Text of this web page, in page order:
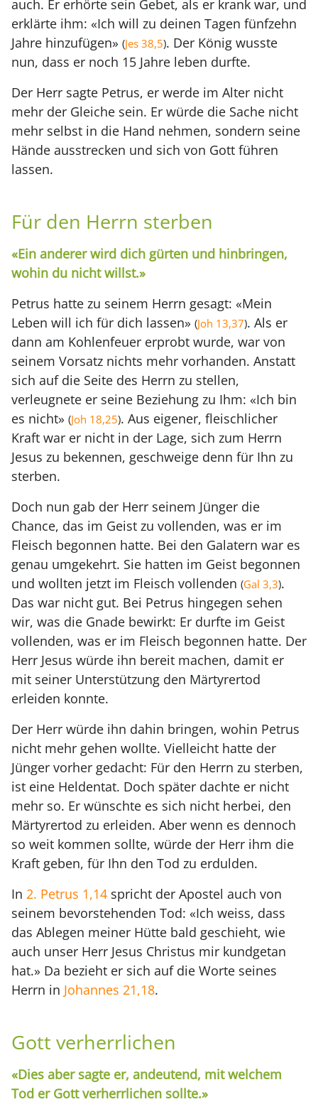
auch. Er erhörte sein Gebet, als er krank war, und
erklärte ihm: «Ich will zu deinen Tagen fünfzehn
Jahre hinzufügen» (Jes 38,5). Der König wusste
nun, dass er noch 15 Jahre leben durfte.
Der Herr sagte Petrus, er werde im Alter nicht
mehr der Gleiche sein. Er würde die Sache nicht
mehr selbst in die Hand nehmen, sondern seine
Hände ausstrecken und sich von Gott führen
lassen.
Für den Herrn sterben
«Ein anderer wird dich gürten und hinbringen,
wohin du nicht willst.»
Petrus hatte zu seinem Herrn gesagt: «Mein
Leben will ich für dich lassen» (Joh 13,37). Als er
dann am Kohlenfeuer erprobt wurde, war von
seinem Vorsatz nichts mehr vorhanden. Anstatt
sich auf die Seite des Herrn zu stellen,
verleugnete er seine Beziehung zu Ihm: «Ich bin
es nicht» (Joh 18,25). Aus eigener, fleischlicher
Kraft war er nicht in der Lage, sich zum Herrn
Jesus zu bekennen, geschweige denn für Ihn zu
sterben.
Doch nun gab der Herr seinem Jünger die
Chance, das im Geist zu vollenden, was er im
Fleisch begonnen hatte. Bei den Galatern war es
genau umgekehrt. Sie hatten im Geist begonnen
und wollten jetzt im Fleisch vollenden (Gal 3,3).
Das war nicht gut. Bei Petrus hingegen sehen
wir, was die Gnade bewirkt: Er durfte im Geist
vollenden, was er im Fleisch begonnen hatte. Der
Herr Jesus würde ihn bereit machen, damit er
mit seiner Unterstützung den Märtyrertod
erleiden konnte.
Der Herr würde ihn dahin bringen, wohin Petrus
nicht mehr gehen wollte. Vielleicht hatte der
Jünger vorher gedacht: Für den Herrn zu sterben,
ist eine Heldentat. Doch später dachte er nicht
mehr so. Er wünschte es sich nicht herbei, den
Märtyrertod zu erleiden. Aber wenn es dennoch
so weit kommen sollte, würde der Herr ihm die
Kraft geben, für Ihn den Tod zu erdulden.
In 2. Petrus 1,14 spricht der Apostel auch von
seinem bevorstehenden Tod: «Ich weiss, dass
das Ablegen meiner Hütte bald geschieht, wie
auch unser Herr Jesus Christus mir kundgetan
hat.» Da bezieht er sich auf die Worte seines
Herrn in Johannes 21,18.
Gott verherrlichen
«Dies aber sagte er, andeutend, mit welchem
Tod er Gott verherrlichen sollte.»